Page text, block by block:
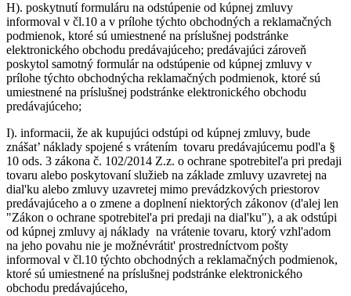
H). poskytnutí formuláru na odstúpenie od kúpnej zmluvy
informoval v čl.10 a v prílohe týchto obchodných a reklamačných
podmienok, ktoré sú umiestnené na príslušnej podstránke
elektronického obchodu predávajúceho; predávajúci zároveň
poskytol samotný formulár na odstúpenie od kúpnej zmluvy v
prílohe týchto obchodnýcha reklamačných podmienok, ktoré sú
umiestnené na príslušnej podstránke elektronického obchodu
predávajúceho;
I). informacii, že ak kupujúci odstúpi od kúpnej zmluvy, bude
znášat’ náklady spojené s vrátením tovaru predávajúcemu podl'a §
10 ods. 3 zákona č. 102/2014 Z.z. o ochrane spotrebitel'a pri predaji
tovaru alebo poskytovaní služieb na základe zmluvy uzavretej na
dial'ku alebo zmluvy uzavretej mimo prevádzkových priestorov
predávajúceho a o zmene a doplnení niektorých zákonov (d'alej len
"Zákon o ochrane spotrebitel'a pri predaji na dial'ku"), a ak odstúpi
od kúpnej zmluvy aj náklady na vrátenie tovaru, ktorý vzhl'adom
na jeho povahu nie je možnévrátit' prostredníctvom pošty
informoval v čl.10 týchto obchodných a reklamačných podmienok,
ktoré sú umiestnené na príslušnej podstránke elektronického
obchodu predávajúceho,